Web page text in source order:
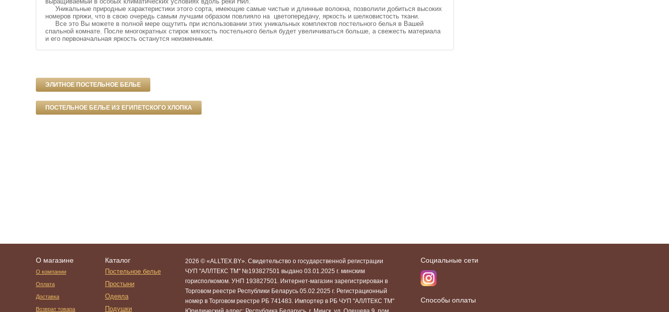
Уникальные природные характеристики этого сорта, имеющие самые чистые и длинные волокна, позволили добиться высоких
номеров пряжи, что в свою очередь самым лучшим образом повлияло на цветопередачу, яркость и шелковистость ткани.
Все это Вы можете в полной мере ощутить при использовании этих уникальных комплектов постельного белья в Вашей
спальной комнате. После многократных стирок мягкость постельного белья будет увеличиваться больше, а свежесть материала
и его первоначальная яркость останутся неизменными.
ЭЛИТНОЕ ПОСТЕЛЬНОЕ БЕЛЬЕ
ПОСТЕЛЬНОЕ БЕЛЬЕ ИЗ ЕГИПЕТСКОГО ХЛОПКА
О магазине
О компании
Оплата
Доставка
Возврат товара
Каталог
Постельное белье
Простыни
Одеяла
Подушки
Социальные сети
Способы оплаты
2026 © «ALLTEX.BY». Свидетельство о государственной регистрации
ЧУП "АЛЛТЕКС ТМ" №193827501 выдано 03.01.2025 г. минским
горисполкомом. УНП 193827501. Интернет-магазин зарегистрирован в
Торговом реестре Республики Беларусь 05.02.2025 г. Регистрационный
номер в Торговом реестре РБ 741483. Импортер в РБ ЧУП "АЛЛТЕКС ТМ"